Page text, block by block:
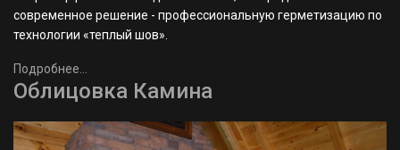
современное решение - профессиональную герметизацию по
технологии «теплый шов».
Подробнее...
Облицовка Камина